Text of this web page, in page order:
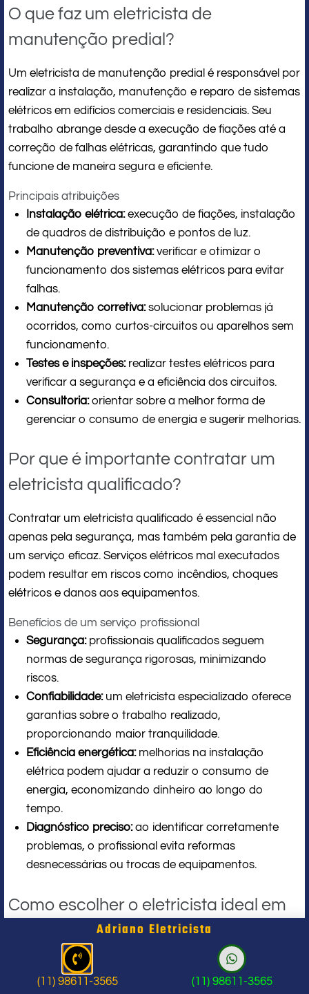
O que faz um eletricista de
manutenção predial?
Um eletricista de manutenção predial é responsável por
realizar a instalação, manutenção e reparo de sistemas
elétricos em edifícios comerciais e residenciais. Seu
trabalho abrange desde a execução de fiações até a
correção de falhas elétricas, garantindo que tudo
funcione de maneira segura e eficiente.
Principais atribuições
Instalação elétrica:execução de fiações, instalação
de quadros de distribuição e pontos de luz.
Manutenção preventiva:verificar e otimizar o
funcionamento dos sistemas elétricos para evitar
falhas.
Manutenção corretiva:solucionar problemas já
ocorridos, como curtos-circuitos ou aparelhos sem
funcionamento.
Testes e inspeções:realizar testes elétricos para
verificar a segurança e a eficiência dos circuitos.
Consultoria:orientar sobre a melhor forma de
gerenciar o consumo de energia e sugerir melhorias.
Por que é importante contratar um
eletricista qualificado?
Contratar um eletricista qualificado é essencial não
apenas pela segurança, mas também pela garantia de
um serviço eficaz. Serviços elétricos mal executados
podem resultar em riscos como incêndios, choques
elétricos e danos aos equipamentos.
Benefícios de um serviço profissional
Segurança:profissionais qualificados seguem
normas de segurança rigorosas, minimizando
riscos.
Confiabilidade:um eletricista especializado oferece
garantias sobre o trabalho realizado,
proporcionando maior tranquilidade.
Eficiência energética:melhorias na instalação
elétrica podem ajudar a reduzir o consumo de
energia, economizando dinheiro ao longo do
tempo.
Diagnóstico preciso:ao identificar corretamente
problemas, o profissional evita reformas
desnecessárias ou trocas de equipamentos.
Como escolher o eletricista ideal em
São Bernardo do Campo?
Escolher um bom eletricista pode parecer uma tarefa
complicada, mas existem algumas dicas que podem
Adriano Eletricista
(11) 98611-3565 (11) 98611-3565